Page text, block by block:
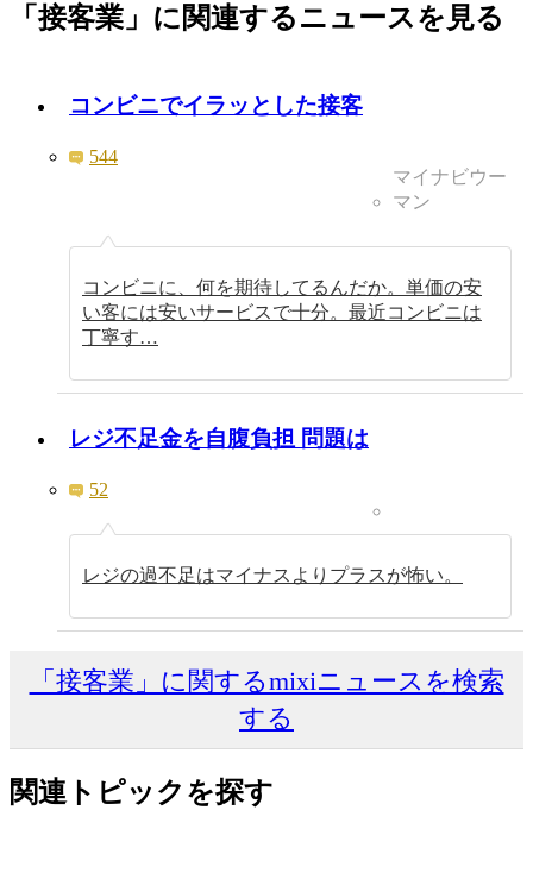
「接客業」に関連するニュースを見る
コンビニでイラッとした接客
544
マイナビウー
マン
コンビニに、何を期待してるんだか。単価の安
い客には安いサービスで十分。最近コンビニは
丁寧す…
レジ不足金を自腹負担 問題は
52
レジの過不足はマイナスよりプラスが怖い。
「接客業」に関するmixiニュースを検索
する
関連トピックを探す